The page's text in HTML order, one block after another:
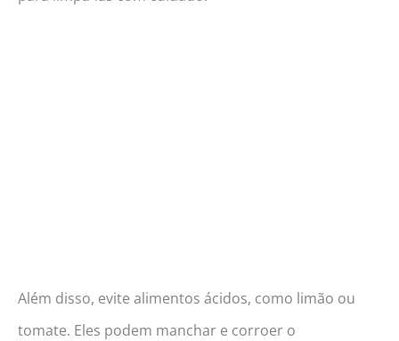
Além disso, evite alimentos ácidos, como limão ou
tomate. Eles podem manchar e corroer o